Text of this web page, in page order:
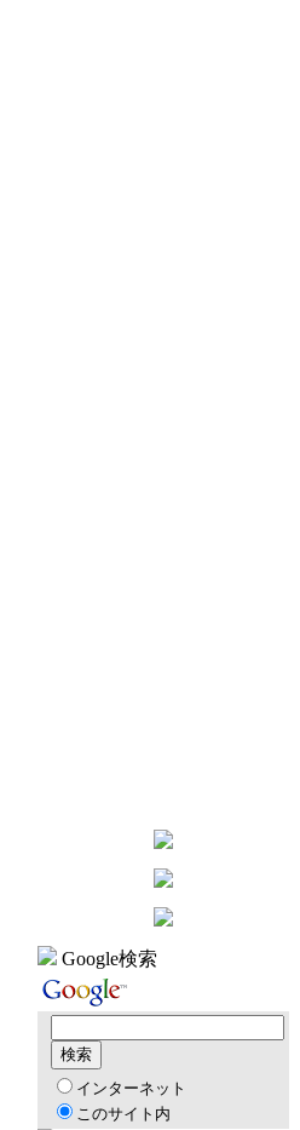
Google検索
インターネット
このサイト内